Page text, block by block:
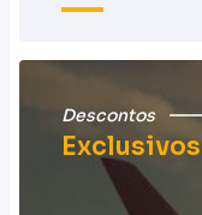
Descontos
Exclusivos